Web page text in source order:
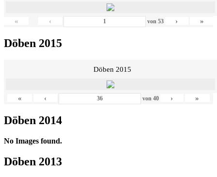
« ‹ von 53 › »
Döben 2015
Döben 2015
« ‹ von 40 › »
Döben 2014
No Images found.
Döben 2013